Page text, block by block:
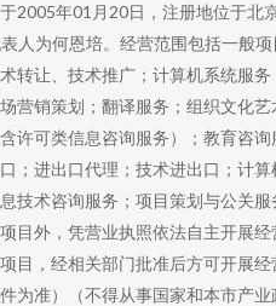
2005年01月20日，注册地位于北
人为何恩培。经营范围包括一般项
转让、技术推广；计算机系统服务
营销策划；翻译服务；组织文化艺
许可类信息咨询服务）；教育咨询
；进出口代理；技术进出口；计算
技术咨询服务；项目策划与公关服
目外，凭营业执照依法自主开展
目，经相关部门批准后方可开展
为准）（不得从事国家和本市产业